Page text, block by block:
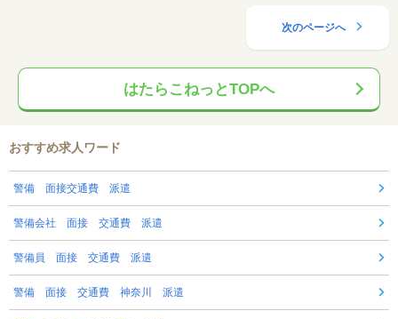
次のページへ
はたらこねっとTOPへ
おすすめ求人ワード
警備 面接交通費 派遣
警備会社 面接 交通費 派遣
警備員 面接 交通費 派遣
警備 面接 交通費 神奈川 派遣